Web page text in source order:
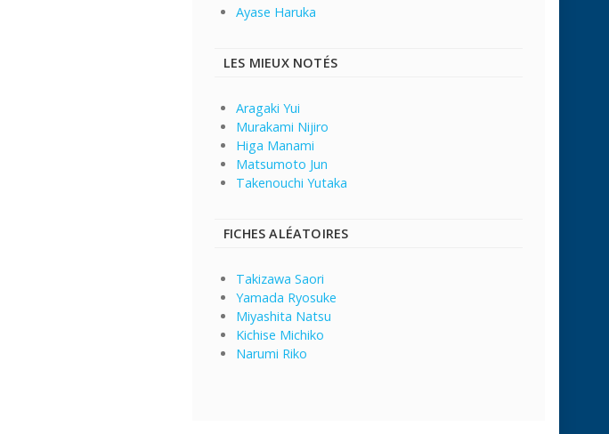
Ayase Haruka
LES MIEUX NOTÉS
Aragaki Yui
Murakami Nijiro
Higa Manami
Matsumoto Jun
Takenouchi Yutaka
FICHES ALÉATOIRES
Takizawa Saori
Yamada Ryosuke
Miyashita Natsu
Kichise Michiko
Narumi Riko